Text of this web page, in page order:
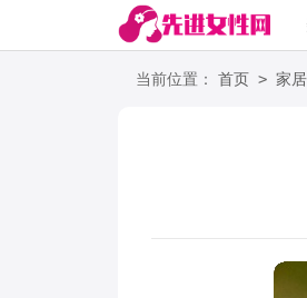
当前位置： 首页 > 家居